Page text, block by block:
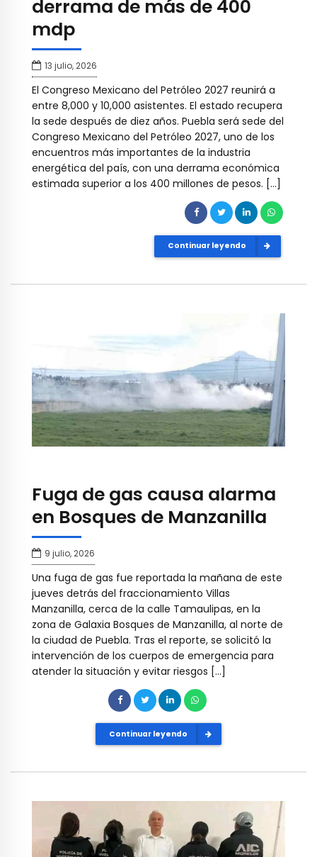
derrama de más de 400
mdp
13 julio, 2026
El Congreso Mexicano del Petróleo 2027 reunirá a
entre 8,000 y 10,000 asistentes. El estado recupera
la sede después de diez años. Puebla será sede del
Congreso Mexicano del Petróleo 2027, uno de los
encuentros más importantes de la industria
energética del país, con una derrama económica
estimada superior a los 400 millones de pesos. […]
Continuar leyendo
Fuga de gas causa alarma
en Bosques de Manzanilla
9 julio, 2026
Una fuga de gas fue reportada la mañana de este
jueves detrás del fraccionamiento Villas
Manzanilla, cerca de la calle Tamaulipas, en la
zona de Galaxia Bosques de Manzanilla, al norte de
la ciudad de Puebla. Tras el reporte, se solicitó la
intervención de los cuerpos de emergencia para
atender la situación y evitar riesgos […]
Continuar leyendo